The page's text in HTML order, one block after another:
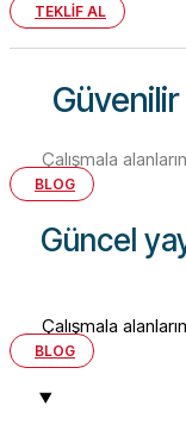
TEKLİF AL
Güvenilir
Çalışmala
BLOG
Güncel
Çalışmala
BLOG